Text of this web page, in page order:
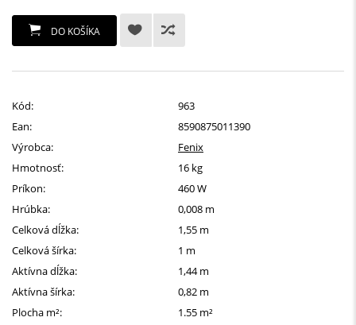
DO KOŠÍKA
Kód:
963
Ean:
8590875011390
Výrobca:
Fenix
Hmotnosť:
16 kg
Príkon:
460 W
Hrúbka:
0,008 m
Celková dĺžka:
1,55 m
Celková šírka:
1 m
Aktívna dĺžka:
1,44 m
Aktívna šírka:
0,82 m
Plocha m²:
1.55 m²